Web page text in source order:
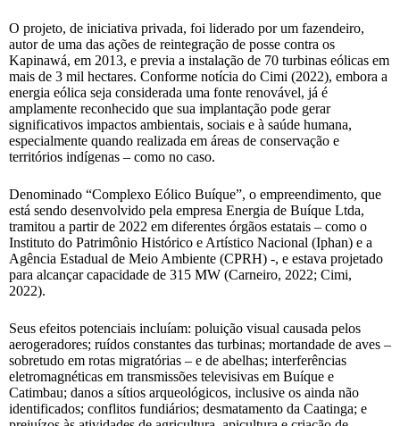
O projeto, de iniciativa privada, foi liderado por um fazendeiro,
autor de uma das ações de reintegração de posse contra os
Kapinawá, em 2013, e previa a instalação de 70 turbinas eólicas em
mais de 3 mil hectares. Conforme notícia do Cimi (2022), embora a
energia eólica seja considerada uma fonte renovável, já é
amplamente reconhecido que sua implantação pode gerar
significativos impactos ambientais, sociais e à saúde humana,
especialmente quando realizada em áreas de conservação e
territórios indígenas – como no caso.
Denominado “Complexo Eólico Buíque”, o empreendimento, que
está sendo desenvolvido pela empresa Energia de Buíque Ltda,
tramitou a partir de 2022 em diferentes órgãos estatais – como o
Instituto do Patrimônio Histórico e Artístico Nacional (Iphan) e a
Agência Estadual de Meio Ambiente (CPRH) -, e estava projetado
para alcançar capacidade de 315 MW (Carneiro, 2022; Cimi,
2022).
Seus efeitos potenciais incluíam: poluição visual causada pelos
aerogeradores; ruídos constantes das turbinas; mortandade de aves –
sobretudo em rotas migratórias – e de abelhas; interferências
eletromagnéticas em transmissões televisivas em Buíque e
Catimbau; danos a sítios arqueológicos, inclusive os ainda não
identificados; conflitos fundiários; desmatamento da Caatinga; e